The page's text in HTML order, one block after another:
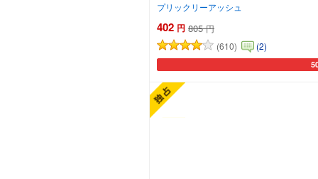
プリックリーアッシュ
402 円 805 円
(610)
(2)
カ